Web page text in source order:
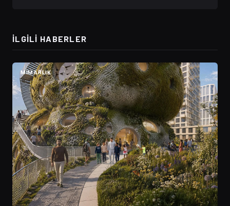
İLGILI HABERLER
MIMARLIK